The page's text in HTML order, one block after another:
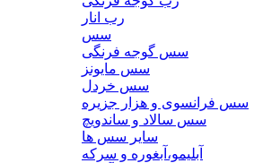
رب انار
سس
سس گوجه فرنگی
سس مایونز
سس خردل
سس فرانسوی و هزار جزیره
سس سالاد و ساندویچ
سایر سس ها
آبلیمو،آبغوره و سرکه